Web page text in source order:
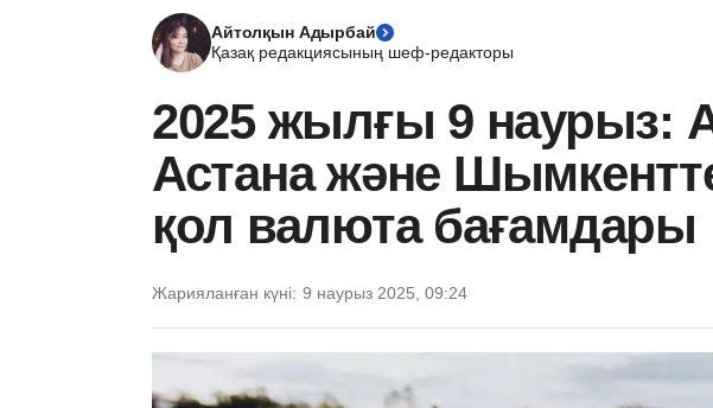
Айтолқын Адырбай
Қазақ редакциясының шеф-редакторы
2025 жылғы 9 наурыз:
Астана және
қол валюта бағамдары
Жарияланған күні: 9 наурыз 2025, 09:24